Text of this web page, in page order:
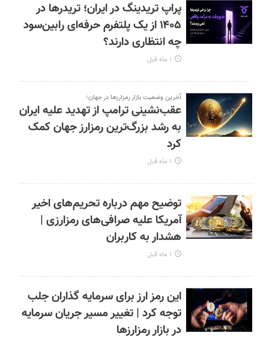
پراپ تریدینگ در ایران؛ تریدرها در
۱۴۰۵ از یک پلتفرم حرفه‌ای رابین‌سود
چه انتظاری دارند؟
۱ ماه قبل
آخرین وضعیت بازار رمزارزها در جهان؛
عقب‌نشینی ترامپ از تهدید علیه ایران
به رشد بزرگ‌ترین رمزارز جهان کمک
کرد
۱ ماه قبل
توضیح مهم درباره تحریم‌های اخیر
آمریکا علیه صرافی‌های رمزارزی |
هشدار به کاربران
۱ ماه قبل
این رمز ارز برای سرمایه گذاران جلب
توجه کرد | تغییر مسیر جریان سرمایه
در بازار رمزارزها